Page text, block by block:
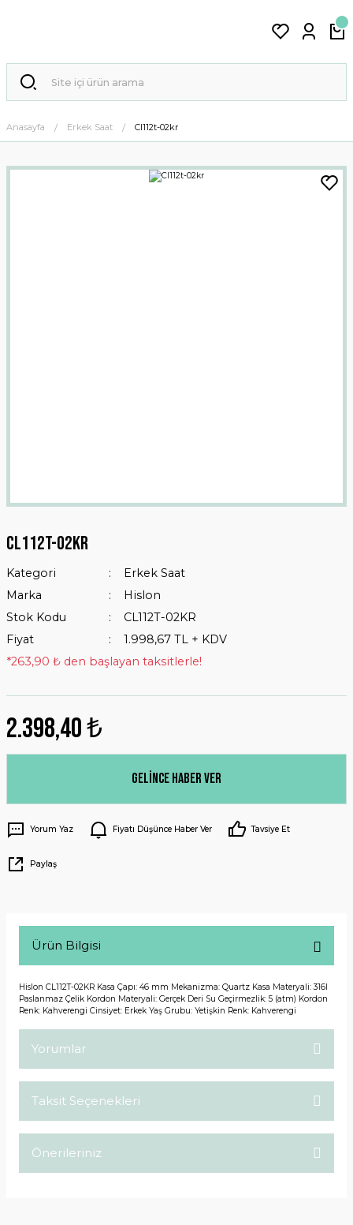
Anasayfa Erkek Saat Cl112t-02kr
Cl112t-02kr
Kategori
Erkek Saat
Marka
Hislon
Stok Kodu
CL112T-02KR
Fiyat
1.998,67 TL + KDV
*263,90 ₺ den başlayan taksitlerle!
2.398,40 ₺
Gelince Haber Ver
Yorum Yaz Fiyatı Düşünce Haber Ver Tavsiye Et
Paylaş
Ürün Bilgisi
Hislon CL112T-02KR Kasa Çapı: 46 mm Mekanizma: Quartz Kasa Materyali: 316l
Paslanmaz Çelik Kordon Materyali: Gerçek Deri Su Geçirmezlik: 5 (atm) Kordon
Renk: Kahverengi Cinsiyet: Erkek Yaş Grubu: Yetişkin Renk: Kahverengi
Yorumlar
Taksit Seçenekleri
Önerileriniz